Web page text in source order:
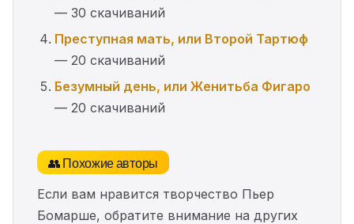
— 30 скачиваний
Преступная мать, или Второй Тартюф
— 20 скачиваний
Безумный день, или Женитьба Фигаро
— 20 скачиваний
👥 Похожие авторы
Если вам нравится творчество Пьер
Бомарше, обратите внимание на других